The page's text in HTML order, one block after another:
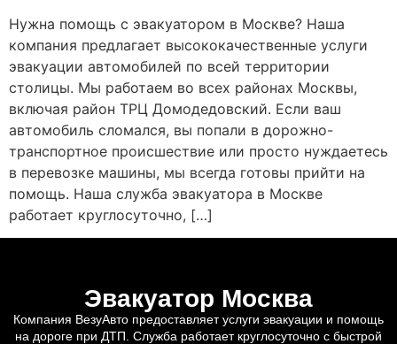
Нужна помощь с эвакуатором в Москве? Наша
компания предлагает высококачественные услуги
эвакуации автомобилей по всей территории
столицы. Мы работаем во всех районах Москвы,
включая район ТРЦ Домодедовский. Если ваш
автомобиль сломался, вы попали в дорожно-
транспортное происшествие или просто нуждаетесь
в перевозке машины, мы всегда готовы прийти на
помощь. Наша служба эвакуатора в Москве
работает круглосуточно, […]
Эвакуатор Москва
Компания ВезуАвто предоставляет услуги эвакуации и помощь
на дороге при ДТП. Служба работает круглосуточно с быстрой